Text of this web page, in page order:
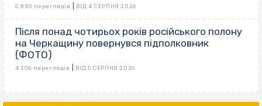
5 883 переглядів ВІД 4 СЕРПНЯ 2026
Після понад чотирьох років російського полону
на Черкащину повернувся підполковник
(ФОТО)
4 306 переглядів ВІД 5 СЕРПНЯ 2026